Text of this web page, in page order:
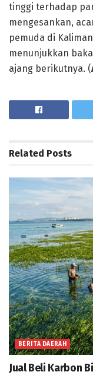
tinggi terhadap
mengesankan,
pemuda di
menunjukkan
ajang berikutnya. (
Related Posts
BERITA DAERAH
Jual Beli Karbon